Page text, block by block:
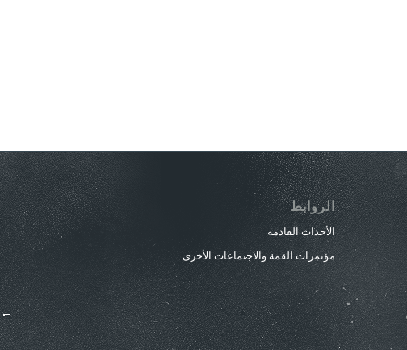
الروابط
الأحداث القادمة
مؤتمرات القمة والاجتماعات الأخرى